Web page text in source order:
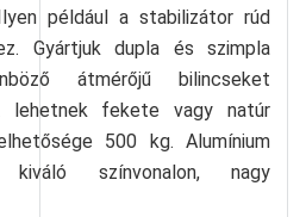
például a stabilizátor rúd
Gyártjuk dupla és szimpla
átmérőjű bilincseket
lehetnek fekete vagy natúr
500 kg. Alumínium
színvonalon, nagy